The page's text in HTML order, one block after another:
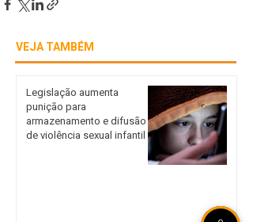
VEJA TAMBÉM
Legislação aumenta
punição para
armazenamento e difusão
de violência sexual infantil